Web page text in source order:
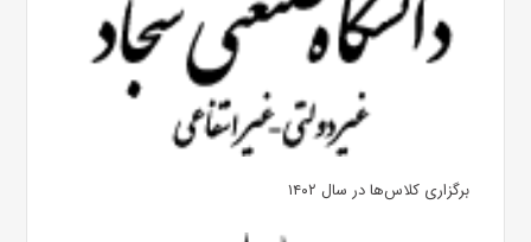
برگزاری کلاس‌ها در سال ۱۴۰۲